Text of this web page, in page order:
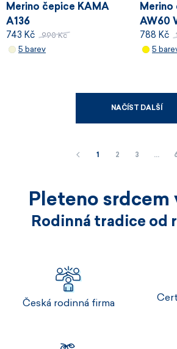
Merino čepice KAMA
A136
743 Kč 990 Kč
5 barev
AW60
788 Kč
5
NAČÍST DALŠÍ
1 2 3 …
Pleteno srdcem
Rodinná tradice od
Česká rodinná firma